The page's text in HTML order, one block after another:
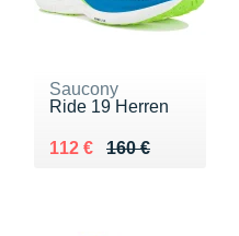
Saucony
Ride 19 Herren
160 €
Au lieu de 160 €
112 €
Vendu 112 €